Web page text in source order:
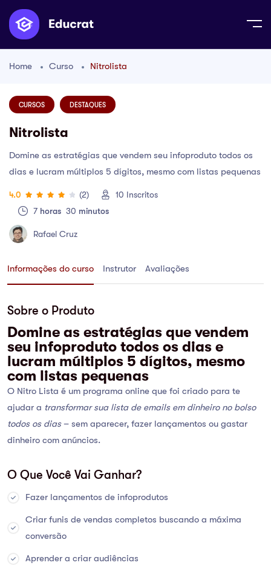
Home Curso Nitrolista
CURSOS DESTAQUES
Nitrolista
Domine as estratégias que vendem seu infoproduto todos os
dias e lucram múltiplos 5 dígitos, mesmo com listas pequenas
4.0 (2) 10 Inscritos
7 horas 30 minutos
Rafael Cruz
Informações do curso Instrutor Avaliações
Sobre o Produto
Domine as estratégias que vendem
seu infoproduto todos os dias e
lucram múltiplos 5 dígitos, mesmo
com listas pequenas
O Nitro Lista é um programa online que foi criado para te
ajudar a transformar sua lista de emails em dinheiro no bolso
todos os dias– sem aparecer, fazer lançamentos ou gastar
dinheiro com anúncios.
O Que Você Vai Ganhar?
Fazer lançamentos de infoprodutos
Criar funis de vendas completos buscando a máxima
conversão
Aprender a criar audiências